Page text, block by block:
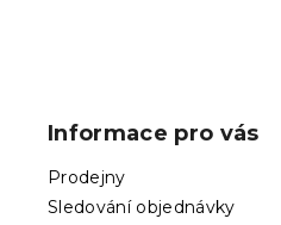
Informace pro vás
Prodejny
Sledování objednávky